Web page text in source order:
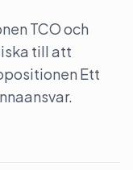
TCO och
till att
Ett